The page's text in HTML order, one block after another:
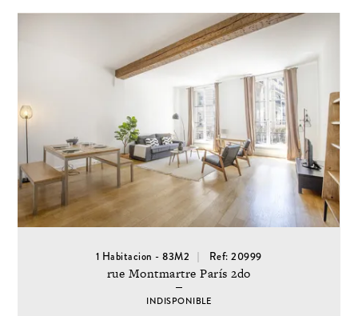
1 Habitacion - 83M2 Ref: 20999
rue Montmartre París 2do
INDISPONIBLE